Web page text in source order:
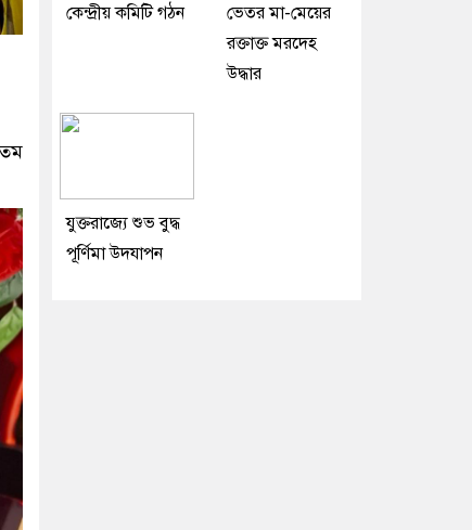
কেন্দ্রীয় কমিটি গঠন
ভেতর মা-মেয়ের
রক্তাক্ত মরদেহ
উদ্ধার
যুক্তরাজ্যে শুভ বুদ্ধ
পূর্ণিমা উদযাপন